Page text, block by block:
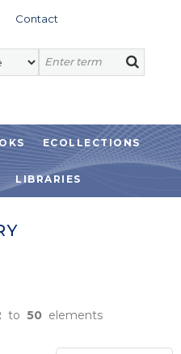
Contact
ECOLLECTIONS
LIBRARIES
to 50 elements